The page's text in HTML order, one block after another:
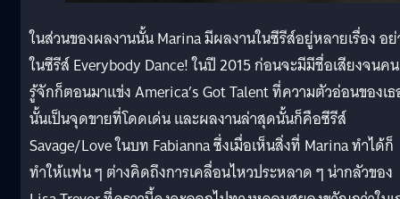
ในส่วนของผลงานนั้น Marina มีผลงานในซีรีส์อยู่หลายเรื่อง อ
ในซีรีส์ Everybody Dance! ในปี 2015 ก่อนจะมีมีชื่อเสียงจนคน
รู้จักก็ตอนมาแข่ง America’s Got Talent ที่ความตัวอ่อนของเ
นั้นเป็นจุดขายที่โดดเด่น และผลงานล่าสุดนั้นก็คือซีรีส์
Savage/Love ในบท Fabianna ซึ่งเมื่อเห็นสิ่งที่ Marina ทำได้ก็
ทำให้แฟน ๆ ต่างคิดถึงการเคลื่อนไหวประหลาด ๆ น่ากลัวของ